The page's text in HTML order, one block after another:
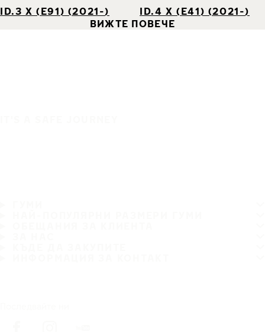
ID.3 X (E91) (2021-)
ID.4 X (E41) (2021-)
ВИЖТЕ ПОВЕЧЕ